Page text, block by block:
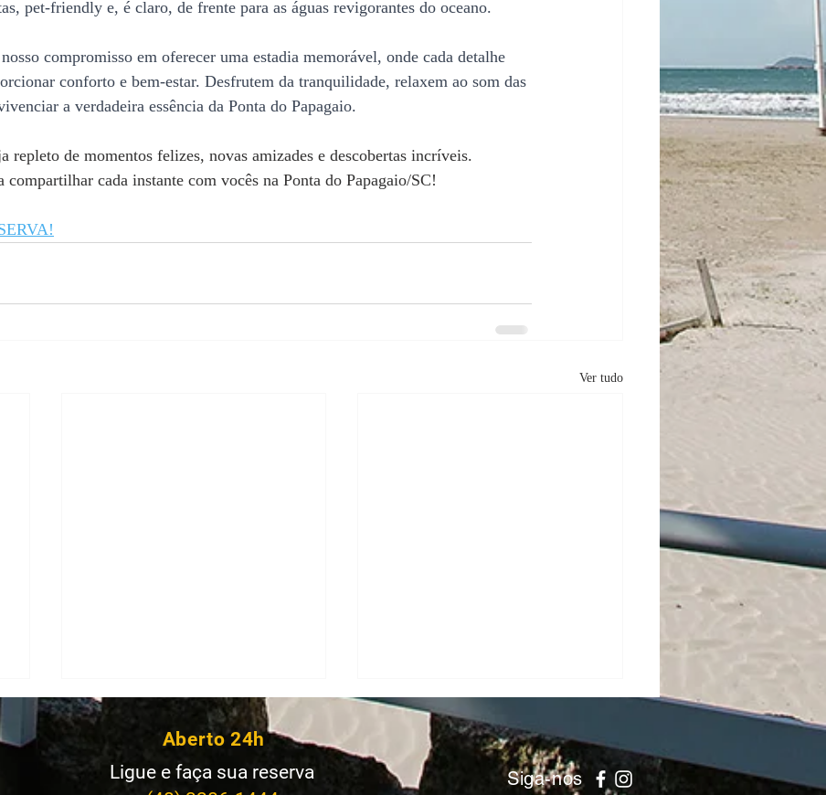
pet-friendly e, é claro, de frente para as águas revigorantes do oceano.
compromisso em oferecer uma estadia memorável, onde cada detalhe
conforto e bem-estar. Desfrutem da tranquilidade, relaxem ao som das
a verdadeira essência da Ponta do Papagaio.
repleto de momentos felizes, novas amizades e descobertas incríveis.
compartilhar cada instante com vocês na Ponta do Papagaio/SC!
Ver tudo
Aberto 24h
Ligue e faça sua reserva
Siga-nos